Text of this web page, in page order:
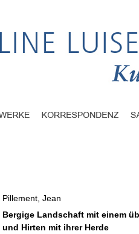
Pillement, Jean
Bergige Landschaft mit einem
und Hirten mit ihrer Herde